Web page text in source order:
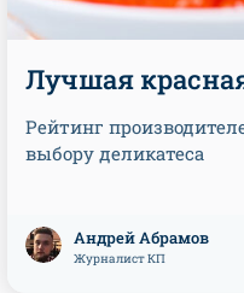
Лучшая
Рейтинг
выбору деликатеса
Андрей Абрамов
Журналист КП